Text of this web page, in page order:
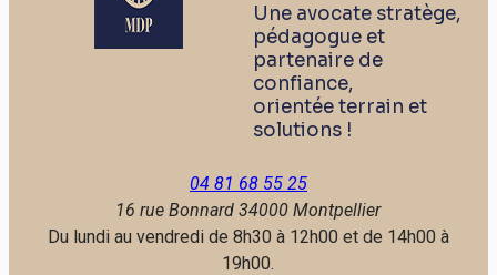
Une avocate stratège,
pédagogue et
partenaire de
confiance,
orientée terrain et
solutions !
04 81 68 55 25
16 rue Bonnard 34000 Montpellier
Du lundi au vendredi de 8h30 à 12h00 et de 14h00 à
19h00.